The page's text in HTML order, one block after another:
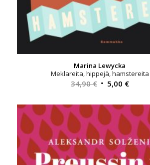
Marina Lewycka
Meklareita, hippejä, hamstereita
34,90€ Alkuperäinen
oli:
34,90 €.
5,00 €
on:
5,00 €.